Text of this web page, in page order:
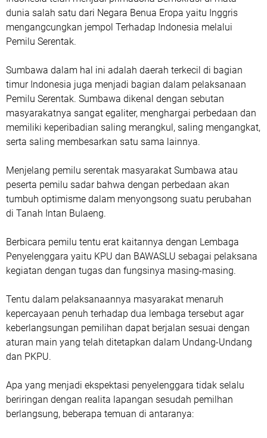
dunia salah satu dari Negara Benua Eropa yaitu Inggris
mengangcungkan jempol Terhadap Indonesia melalui
Pemilu Serentak.
Sumbawa dalam hal ini adalah daerah terkecil di bagian
timur Indonesia juga menjadi bagian dalam pelaksanaan
Pemilu Serentak. Sumbawa dikenal dengan sebutan
masyarakatnya sangat egaliter, menghargai perbedaan dan
memiliki keperibadian saling merangkul, saling mengangkat,
serta saling membesarkan satu sama lainnya.
Menjelang pemilu serentak masyarakat Sumbawa atau
peserta pemilu sadar bahwa dengan perbedaan akan
tumbuh optimisme dalam menyongsong suatu perubahan
di Tanah Intan Bulaeng.
Berbicara pemilu tentu erat kaitannya dengan Lembaga
Penyelenggara yaitu KPU dan BAWASLU sebagai pelaksana
kegiatan dengan tugas dan fungsinya masing-masing.
Tentu dalam pelaksanaannya masyarakat menaruh
kepercayaan penuh terhadap dua lembaga tersebut agar
keberlangsungan pemilihan dapat berjalan sesuai dengan
aturan main yang telah ditetapkan dalam Undang-Undang
dan PKPU.
Apa yang menjadi ekspektasi penyelenggara tidak selalu
beriringan dengan realita lapangan sesudah pemilhan
berlangsung, beberapa temuan di antaranya: